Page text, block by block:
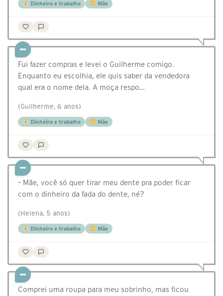
Dinheiro e trabalho Mãe
Fui fazer compras e levei o Guilherme comigo.
Enquanto eu escolhia, ele quis saber da vendedora
qual era o nome dela. A moça respo…
(Guilherme, 6 anos)
Dinheiro e trabalho Mãe
– Mãe, você só quer tirar meu dente pra poder ficar
com o dinheiro da fada do dente, né?
(Helena, 5 anos)
Dinheiro e trabalho Mãe
Comprei uma roupa para meu sobrinho, mas ficou